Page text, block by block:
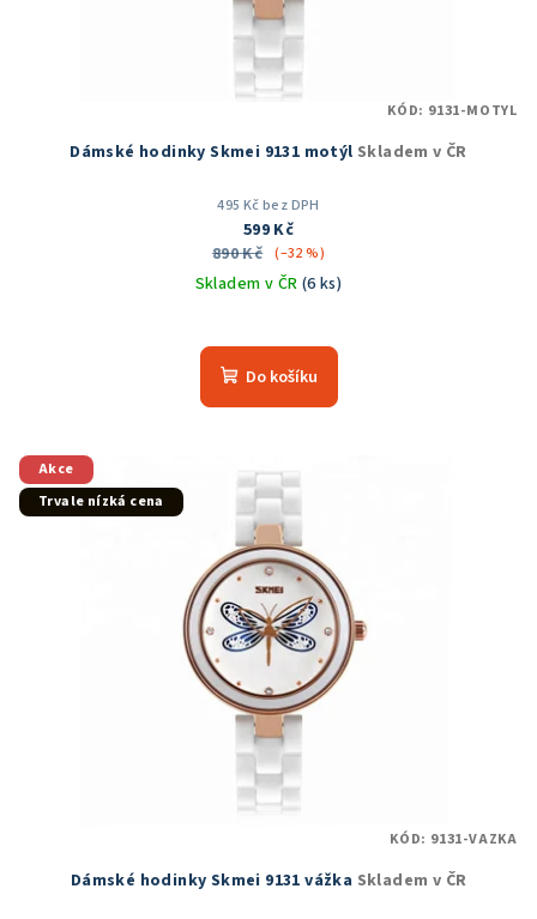
Dámské hodinky Skmei 9131 motýl Skladem v ČR
495 Kč bez DPH
599 Kč
890 Kč (–32 %)
Skladem v ČR (6 ks)
Do košíku
KÓD: 9131-MOTYL
Akce
Trvale nízká cena
Dámské hodinky Skmei 9131 vážka Skladem v ČR
KÓD: 9131-VAZKA